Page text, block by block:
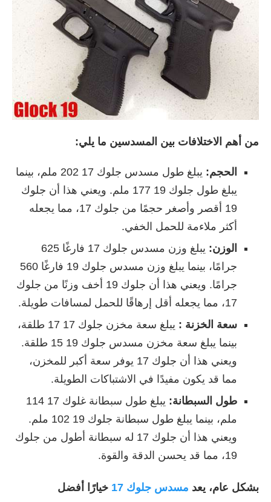
من أهم الاختلافات بين المسدسين ما يلي:
الحجم:
يبلغ طول مسدس جلوك 17 202 ملم، بينما
يبلغ طول جلوك 19 177 ملم. ويعني هذا أن جلوك
19 أقصر وأصغر حجمًا من جلوك 17، مما يجعله
أكثر ملاءمة للحمل الخفي.
الوزن:
يبلغ وزن مسدس جلوك 17 فارغًا 625
جرامًا، بينما يبلغ وزن مسدس جلوك 19 فارغًا 560
جرامًا. ويعني هذا أن جلوك 19 أخف وزنًا من جلوك
17، مما يجعله أقل إرهاقًا للحمل لمسافات طويلة.
سعة الخزنة :
يبلغ سعة مخزن جلوك 17 17 طلقة،
بينما يبلغ سعة مخزن مسدس جلوك 19 15 طلقة.
ويعني هذا أن جلوك 17 يوفر سعة أكبر للمخزن،
مما قد يكون مفيدًا في الاشتباكات الطويلة.
طول السبطانة:
يبلغ طول سبطانة غلوك 17 114
ملم، بينما يبلغ طول سبطانة جلوك 19 102 ملم.
ويعني هذا أن جلوك 17 له سبطانة أطول من جلوك
19، مما قد يحسن الدقة والقوة.
بشكل عام، يعد مسدس جلوك 17
خيارًا أفضل